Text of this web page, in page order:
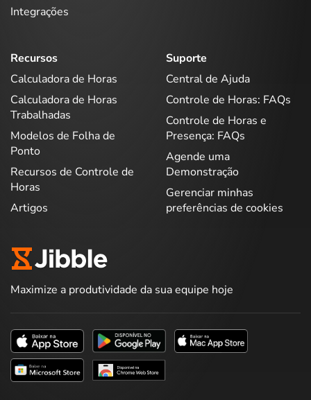
Integrações
Recursos
Calculadora de Horas
Calculadora de Horas
Trabalhadas
Modelos de Folha de
Ponto
Recursos de Controle de
Horas
Artigos
Suporte
Central de Ajuda
Controle de Horas: FAQs
Controle de Horas e
Presença: FAQs
Agende uma
Demonstração
Gerenciar minhas
preferências de cookies
Maximize a produtividade da sua equipe hoje